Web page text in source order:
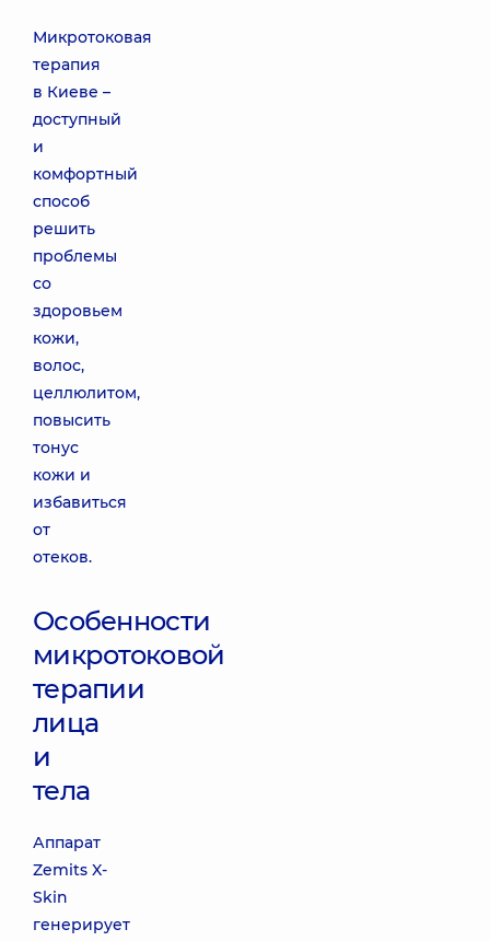
Микротоковая
терапия
в Киеве –
доступный
и
комфортный
способ
решить
проблемы
со
здоровьем
кожи,
волос,
целлюлитом,
повысить
тонус
кожи и
избавиться
от
отеков.
Особенности
микротоковой
терапии
лица
и
тела
Аппарат
Zemits X-
Skin
генерирует